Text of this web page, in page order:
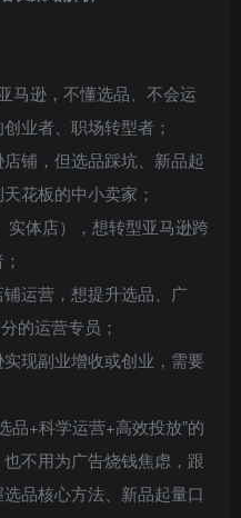
马逊，不懂选品、不会运
业者、职场转型者；
铺，但选品踩坑、新品起
花板的中小卖家；
体店），想转型亚马逊跨
运营，想提升选品、广
的运营专员；
现副业增收或创业，需要
品+科学运营+高效投放”的
不用为广告烧钱焦虑，跟
品核心方法、新品起量口